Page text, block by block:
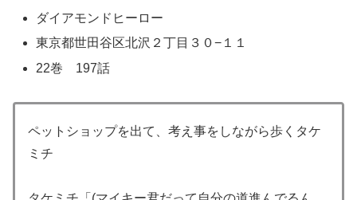
ダイアモンドヒーロー
東京都世田谷区北沢２丁目３０−１１
22巻 197話
ペットショップを出て、考え事をしながら歩くタケ
ミチ